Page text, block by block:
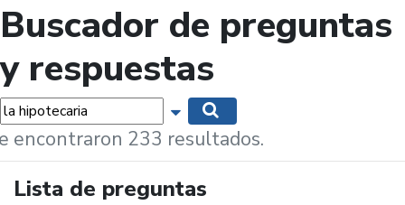
Buscador de preguntas
y respuestas
Mostrar opciones de búsqueda
encontraron 233 resultados.
Lista de preguntas